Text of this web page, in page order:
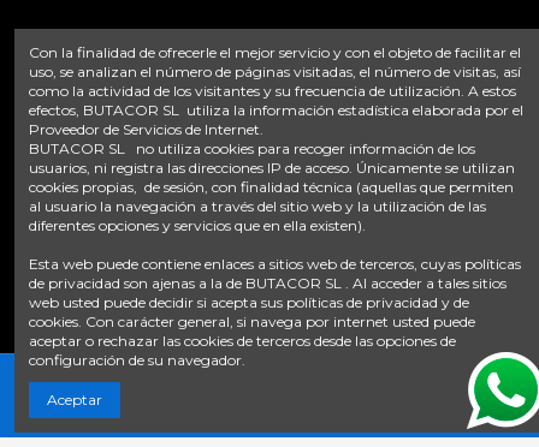
Enlaces
Inicio Sobre nosotros Contacte con nosotros
Aviso legal
Política de privacidad
Tratamiento de datos
Términos y condiciones
Plazos de envío
Contáctanos
638 28 57 85
info@fontacor.com
© FONTACOR
2026 Todos los derechos reservados. | Desarrollado por
Con la finalidad de ofrecerle el mejor servicio y con el objeto de facilitar el
uso, se analizan el número de páginas visitadas, el número de visitas, así
como la actividad de los visitantes y su frecuencia de utilización. A estos
efectos, BUTACOR SL utiliza la información estadística elaborada por el
Proveedor de Servicios de Internet.
BUTACOR SL no utiliza cookies para recoger información de los
usuarios, ni registra las direcciones IP de acceso. Únicamente se utilizan
cookies propias, de sesión, con finalidad técnica (aquellas que permiten
al usuario la navegación a través del sitio web y la utilización de las
diferentes opciones y servicios que en ella existen).
Esta web puede contiene enlaces a sitios web de terceros, cuyas políticas
de privacidad son ajenas a la de BUTACOR SL . Al acceder a tales sitios
web usted puede decidir si acepta sus políticas de privacidad y de
cookies. Con carácter general, si navega por internet usted puede
aceptar o rechazar las cookies de terceros desde las opciones de
configuración de su navegador.
Aceptar